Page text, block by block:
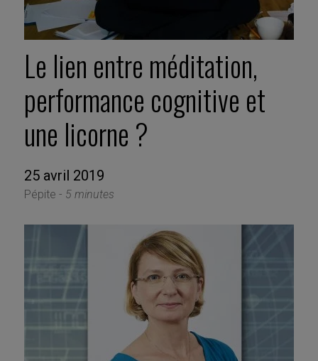
Le lien entre méditation,
performance cognitive et
une licorne ?
25 avril 2019
Pépite - 5 minutes